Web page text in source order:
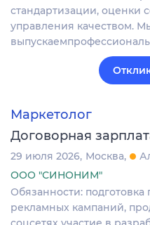
стандартизации, оценки
управления качеством.
Маркетолог
Договорная
29 июля 2026 Москва
ООО "СИНОНИМ"
Обязанности:
рекламных кампаний,